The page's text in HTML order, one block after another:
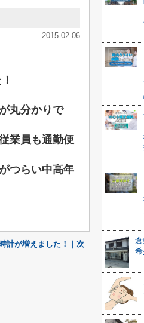
2015-02-06
丸分かりで
業員も通勤便
つらい中高年
計が増えました！｜次